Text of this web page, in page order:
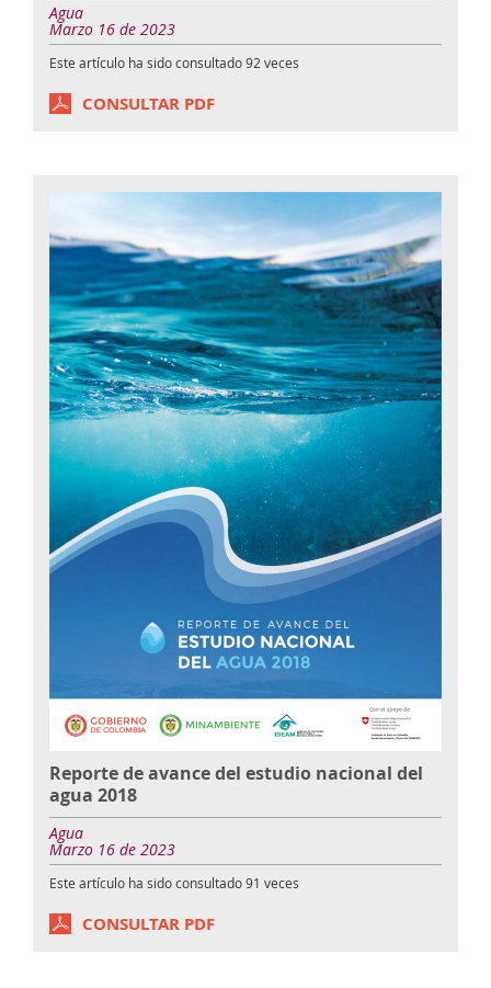
Agua
Marzo 16 de 2023
Este artículo ha sido consultado92 veces
CONSULTAR PDF
Reporte de avance del estudio nacional del
agua 2018
Agua
Marzo 16 de 2023
Este artículo ha sido consultado91 veces
CONSULTAR PDF